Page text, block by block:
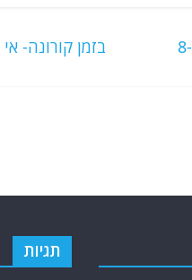
בזמן קורונה-
תגיות